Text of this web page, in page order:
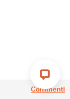
Commenti